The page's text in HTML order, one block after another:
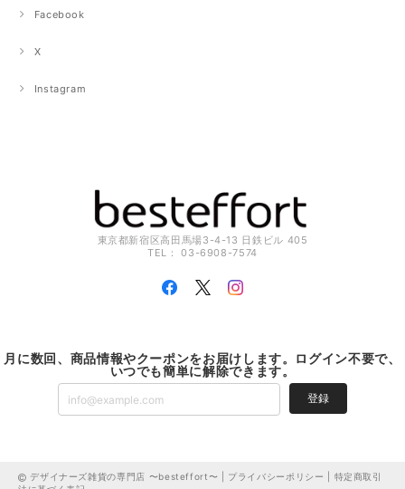
Facebook
X
Instagram
東京都新宿区高田馬場3-4-13 日鉄ビル 405
TEL： 03-6908-7574
月に数回、商品情報やクーポンをお届けします。ログイン不要で、
いつでも簡単に解除できます。
登録
デザイナーズ雑貨の専門店 〜besteffort〜 | プライバシーポリシー
特定商取引